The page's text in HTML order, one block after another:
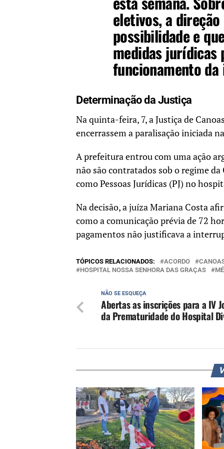
eletivos, a
possibilidade e
medidas jurídicas
funcionamento
Determinação da Justiça
Na quinta-feira, 7, a Justiça de
encerrassem a paralisação iniciada
A prefeitura entrou com uma ação
não são contratados sob o regime
como Pessoas Jurídicas (PJ) no
Na decisão, a juíza Mariana Costa
como a comunicação prévia de 72
pagamentos não justificava a
TÓPICOS RELACIONADOS: ACORDO
HOSPITAL NOSSA SENHORA DAS GRAÇAS
NÃO SE ESQUEÇA
Abertas as inscrições para a IV
da Prematuridade do Hospital